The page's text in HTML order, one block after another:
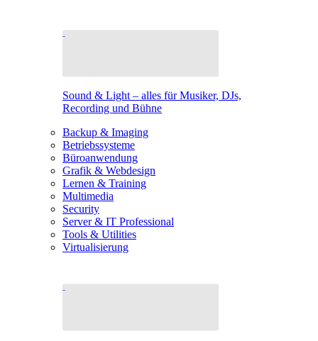
Sound & Light – alles für Musiker, DJs,
Recording und Bühne
Backup & Imaging
Betriebssysteme
Büroanwendung
Grafik & Webdesign
Lernen & Training
Multimedia
Security
Server & IT Professional
Tools & Utilities
Virtualisierung